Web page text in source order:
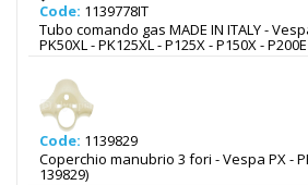
Code: 1139778IT
Tubo comando gas MADE IN ITALY -
PK50XL - PK125XL - P125X - P150X - P200E
Code: 1139829
Coperchio manubrio 3 fori - Vespa PX -
139829)